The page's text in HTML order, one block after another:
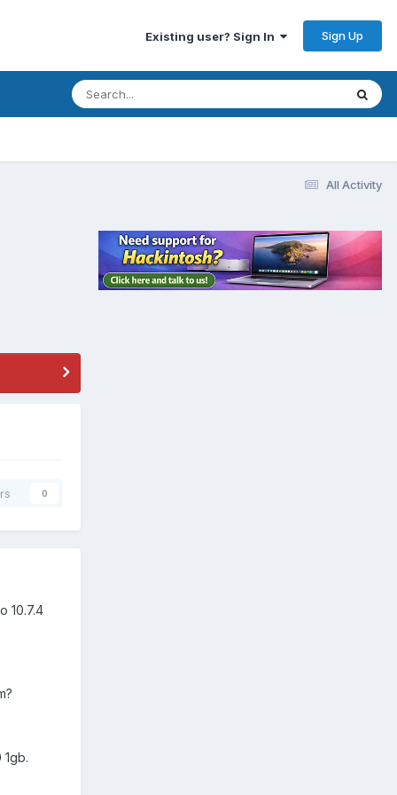
Existing user? Sign In Sign Up
All Activity
0
10.7.4